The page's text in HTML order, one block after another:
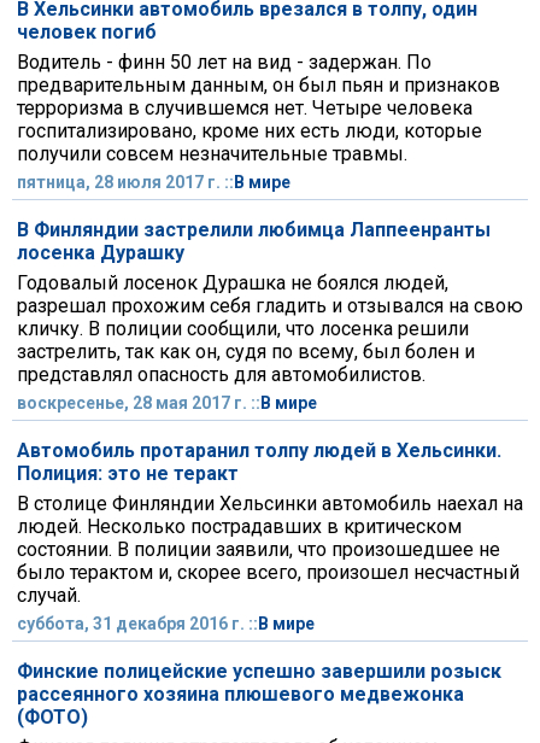
В Хельсинки автомобиль врезался в толпу, один
человек погиб
Водитель - финн 50 лет на вид - задержан. По
предварительным данным, он был пьян и признаков
терроризма в случившемся нет. Четыре человека
госпитализировано, кроме них есть люди, которые
получили совсем незначительные травмы.
пятница, 28 июля 2017 г. :: В мире
В Финляндии застрелили любимца Лаппеенранты
лосенка Дурашку
Годовалый лосенок Дурашка не боялся людей,
разрешал прохожим себя гладить и отзывался на свою
кличку. В полиции сообщили, что лосенка решили
застрелить, так как он, судя по всему, был болен и
представлял опасность для автомобилистов.
воскресенье, 28 мая 2017 г. :: В мире
Автомобиль протаранил толпу людей в Хельсинки.
Полиция: это не теракт
В столице Финляндии Хельсинки автомобиль наехал на
людей. Несколько пострадавших в критическом
состоянии. В полиции заявили, что произошедшее не
было терактом и, скорее всего, произошел несчастный
случай.
суббота, 31 декабря 2016 г. :: В мире
Финские полицейские успешно завершили розыск
рассеянного хозяина плюшевого медвежонка
(ФОТО)